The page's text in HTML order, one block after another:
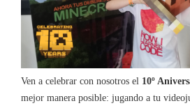
Ven a celebrar con nosotros el 10º
mejor manera posible: jugando a tu